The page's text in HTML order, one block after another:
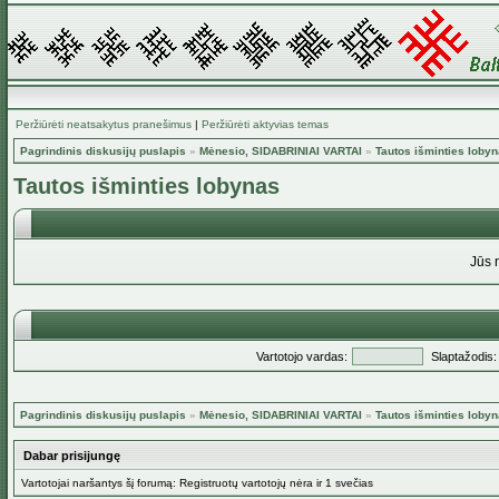
Peržiūrėti neatsakytus pranešimus | Peržiūrėti aktyvias temas
Pagrindinis diskusijų puslapis » Mėnesio, SIDABRINIAI VARTAI » Tautos išminties
Tautos išminties lobynas
Jūs
Vartotojo vardas: Slaptažodis:
Pagrindinis diskusijų puslapis » Mėnesio, SIDABRINIAI VARTAI » Tautos išminties
Dabar prisijungę
Vartotojai naršantys šį forumą: Registruotų vartotojų nėra ir 1 svečias